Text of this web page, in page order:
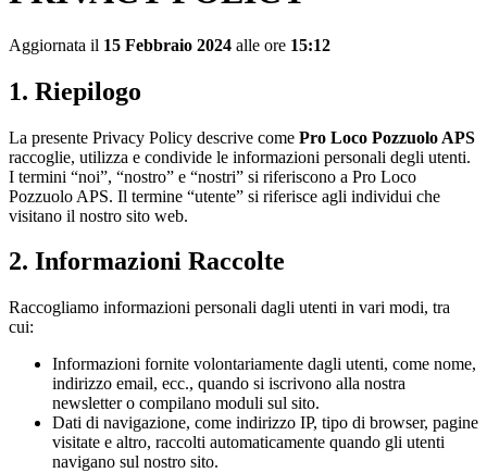
Aggiornata il 15 Febbraio 2024 alle ore 15:12
1. Riepilogo
La presente Privacy Policy descrive come Pro Loco Pozzuolo APS
raccoglie, utilizza e condivide le informazioni personali degli utenti.
I termini “noi”, “nostro” e “nostri” si riferiscono a Pro Loco
Pozzuolo APS. Il termine “utente” si riferisce agli individui che
visitano il nostro sito web.
2. Informazioni Raccolte
Raccogliamo informazioni personali dagli utenti in vari modi, tra
cui:
Informazioni fornite volontariamente dagli utenti, come nome,
indirizzo email, ecc., quando si iscrivono alla nostra
newsletter o compilano moduli sul sito.
Dati di navigazione, come indirizzo IP, tipo di browser, pagine
visitate e altro, raccolti automaticamente quando gli utenti
navigano sul nostro sito.